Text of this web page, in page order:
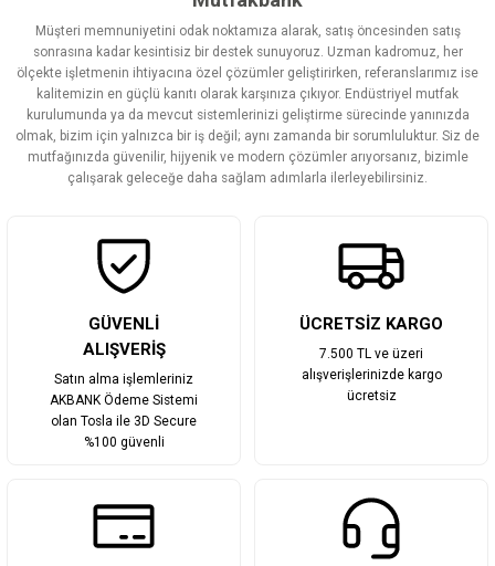
Müşteri memnuniyetini odak noktamıza alarak, satış öncesinden satış
sonrasına kadar kesintisiz bir destek sunuyoruz. Uzman kadromuz, her
ölçekte işletmenin ihtiyacına özel çözümler geliştirirken, referanslarımız ise
kalitemizin en güçlü kanıtı olarak karşınıza çıkıyor. Endüstriyel mutfak
kurulumunda ya da mevcut sistemlerinizi geliştirme sürecinde yanınızda
olmak, bizim için yalnızca bir iş değil; aynı zamanda bir sorumluluktur. Siz de
mutfağınızda güvenilir, hijyenik ve modern çözümler arıyorsanız, bizimle
çalışarak geleceğe daha sağlam adımlarla ilerleyebilirsiniz.
GÜVENLİ
ALIŞVERİŞ
Satın alma işlemleriniz
AKBANK Ödeme Sistemi
olan Tosla ile 3D Secure
%100 güvenli
ÜCRETSİZ KARGO
7.500 TL ve üzeri
alışverişlerinizde kargo
ücretsiz